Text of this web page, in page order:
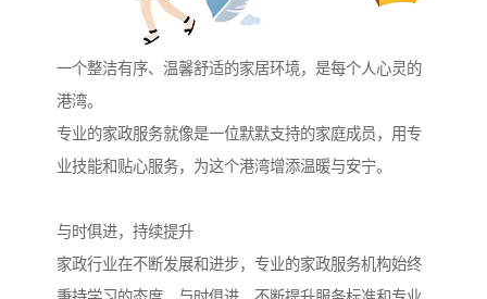
一个整洁有序、温馨舒适的家居环境，是每个人心灵的
港湾。
专业的家政服务就像是一位默默支持的家庭成员，用专
业技能和贴心服务，为这个港湾增添温暖与安宁。
与时俱进，持续提升
家政行业在不断发展和进步，专业的家政服务机构始终